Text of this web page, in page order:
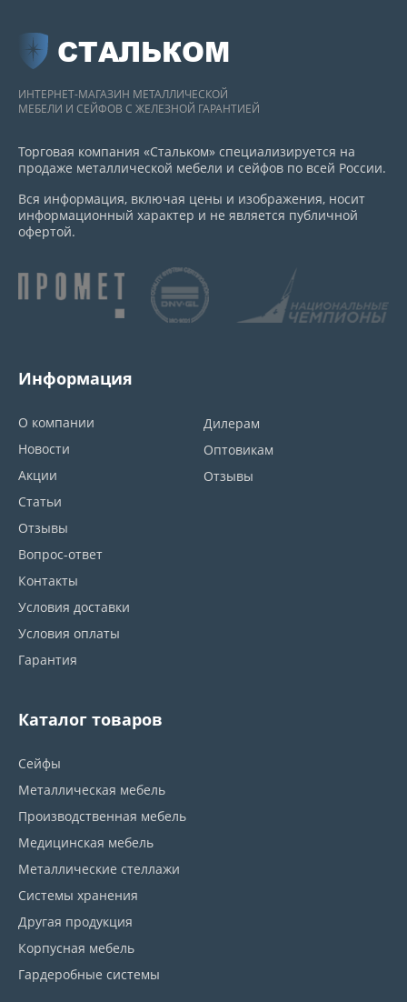
СТАЛЬКОМ
ИНТЕРНЕТ-МАГАЗИН МЕТАЛЛИЧЕСКОЙ
МЕБЕЛИ И СЕЙФОВ С ЖЕЛЕЗНОЙ ГАРАНТИЕЙ
Торговая компания «Стальком» специализируется на
продаже металлической мебели и сейфов по всей России.
Вся информация, включая цены и изображения, носит
информационный характер и не является публичной
офертой.
Информация
О компании
Новости
Акции
Статьи
Отзывы
Вопрос-ответ
Контакты
Условия доставки
Условия оплаты
Гарантия
Дилерам
Оптовикам
Отзывы
Каталог товаров
Сейфы
Металлическая мебель
Производственная мебель
Медицинская мебель
Металлические стеллажи
Системы хранения
Другая продукция
Корпусная мебель
Гардеробные системы